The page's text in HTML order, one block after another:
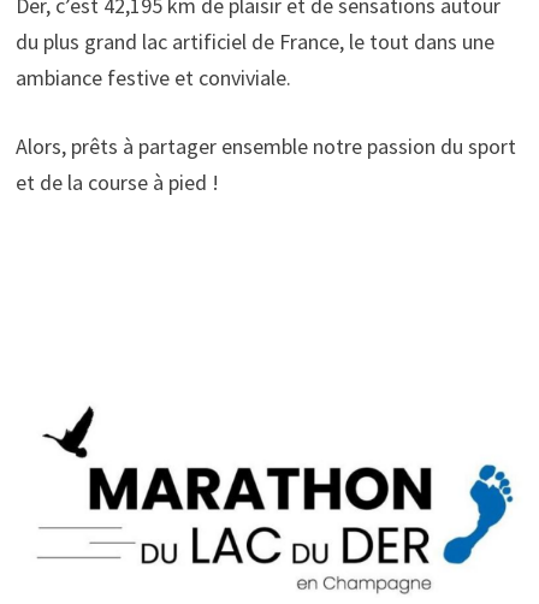
du plus grand lac artificiel de France, le tout dans une
ambiance festive et conviviale.
Alors, prêts à partager ensemble notre passion du sport
et de la course à pied !